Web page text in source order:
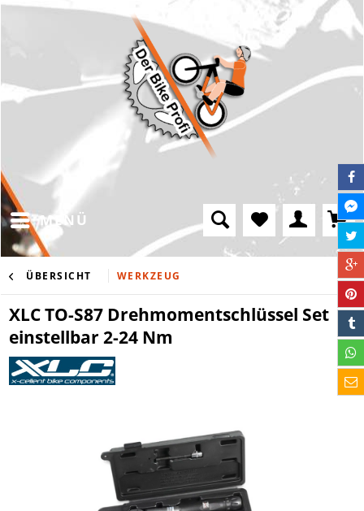
MENÜ
ÜBERSICHT WERKZEUG
XLC TO-S87 Drehmomentschlüssel Set
einstellbar 2-24 Nm